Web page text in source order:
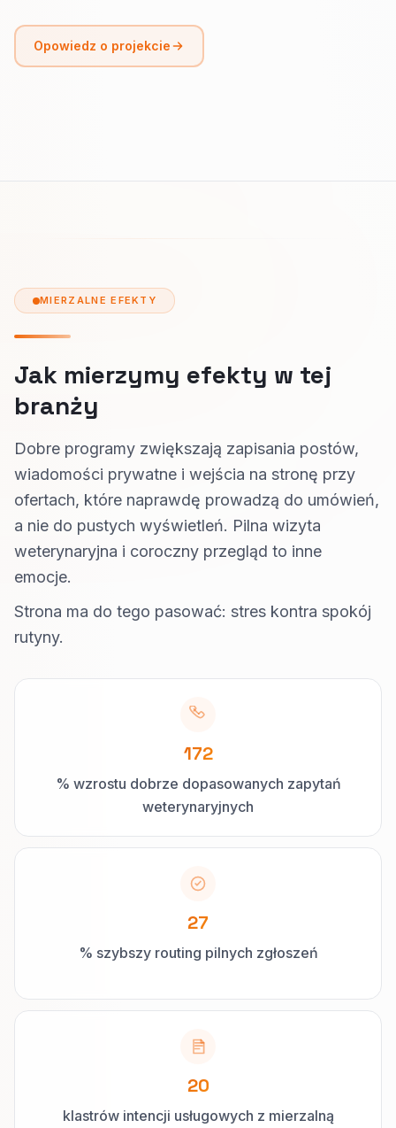
Opowiedz o projekcie
MIERZALNE EFEKTY
Jak mierzymy efekty w tej
branży
Dobre programy zwiększają zapisania postów,
wiadomości prywatne i wejścia na stronę przy
ofertach, które naprawdę prowadzą do umówień,
a nie do pustych wyświetleń. Pilna wizyta
weterynaryjna i coroczny przegląd to inne
emocje.
Strona ma do tego pasować: stres kontra spokój
rutyny.
172
% wzrostu dobrze dopasowanych zapytań
weterynaryjnych
27
% szybszy routing pilnych zgłoszeń
20
klastrów intencji usługowych z mierzalną